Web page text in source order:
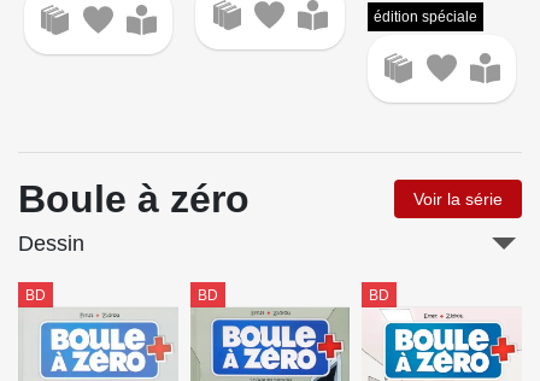
édition spéciale
Boule à zéro Voir la série
Dessin
BD BD BD